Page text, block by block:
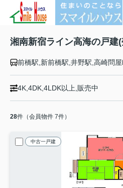
湘南新宿ライン高海の戸建
4K,4DK,4LDK以上,販売中
28件（会員物件 7件）
中古一戸建